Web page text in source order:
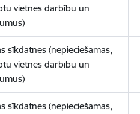
vietnes darbību un
sīkdatnes (nepieciešamas,
vietnes darbību un
sīkdatnes (nepieciešamas,